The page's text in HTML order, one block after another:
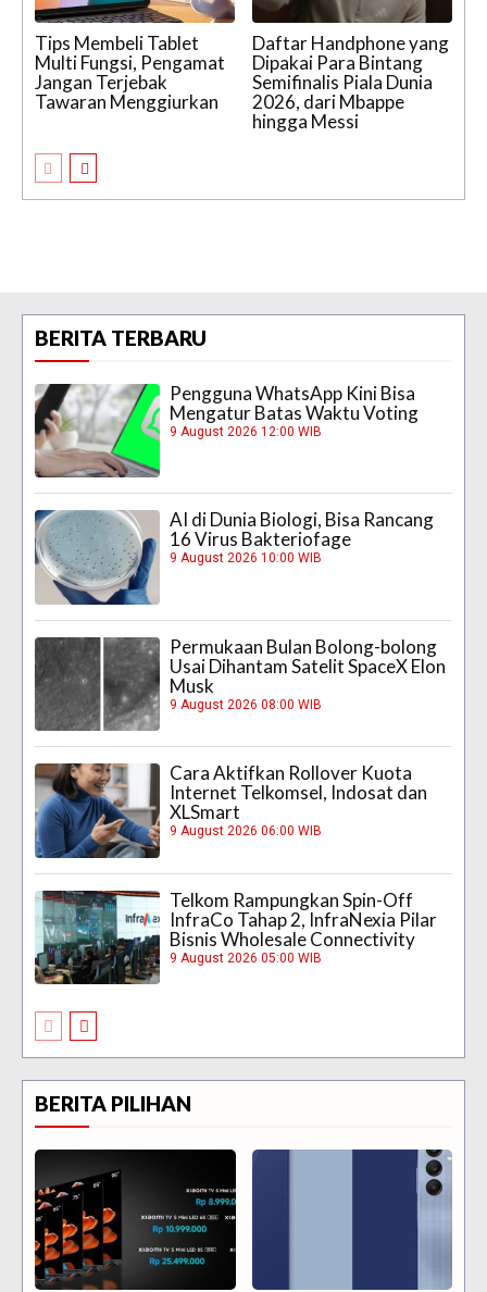
Tips Membeli Tablet
Multi Fungsi, Pengamat
Jangan Terjebak
Tawaran Menggiurkan
Daftar Handphone yang
Dipakai Para Bintang
Semifinalis Piala Dunia
2026, dari Mbappe
hingga Messi
BERITA TERBARU
Pengguna WhatsApp Kini Bisa
Mengatur Batas Waktu Voting
9 August 2026 12:00 WIB
AI di Dunia Biologi, Bisa Rancang
16 Virus Bakteriofage
9 August 2026 10:00 WIB
Permukaan Bulan Bolong-bolong
Usai Dihantam Satelit SpaceX Elon
Musk
9 August 2026 08:00 WIB
Cara Aktifkan Rollover Kuota
Internet Telkomsel, Indosat dan
XLSmart
9 August 2026 06:00 WIB
Telkom Rampungkan Spin-Off
InfraCo Tahap 2, InfraNexia Pilar
Bisnis Wholesale Connectivity
9 August 2026 05:00 WIB
BERITA PILIHAN